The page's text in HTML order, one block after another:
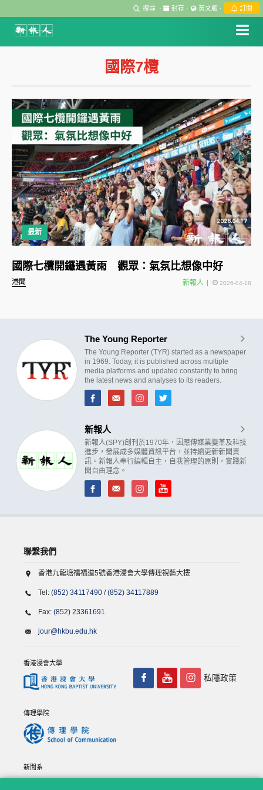
搜尋 · 封存 · 英文版 · 訂閱
國際7欖
最新
港聞
國際七欖開鑼遇黃雨 觀眾：氣氛比想像中好
新報人 2026-04-18
The Young Reporter
The Young Reporter (TYR) started as a newspaper
in 1969. Today, it is published across multiple
media platforms and updated constantly to bring
the latest news and analyses to its readers.
新報人
新報人(SPY)創刊於1970年，因應傳媒業變革及科技
進步，發展成多媒體資訊平台，並持續更新新聞資
訊。新報人奉行編輯自主，自我管理的原則，實踐新
聞自由理念。
聯繫我們
香港九龍塘禧福道5號香港浸會大學傳理視藝大樓
Tel: (852) 34117490 /(852) 34117889
Fax: (852) 23361691
jour@hkbu.edu.hk
香港浸會大學
傳理學院
新聞系
私隱政策